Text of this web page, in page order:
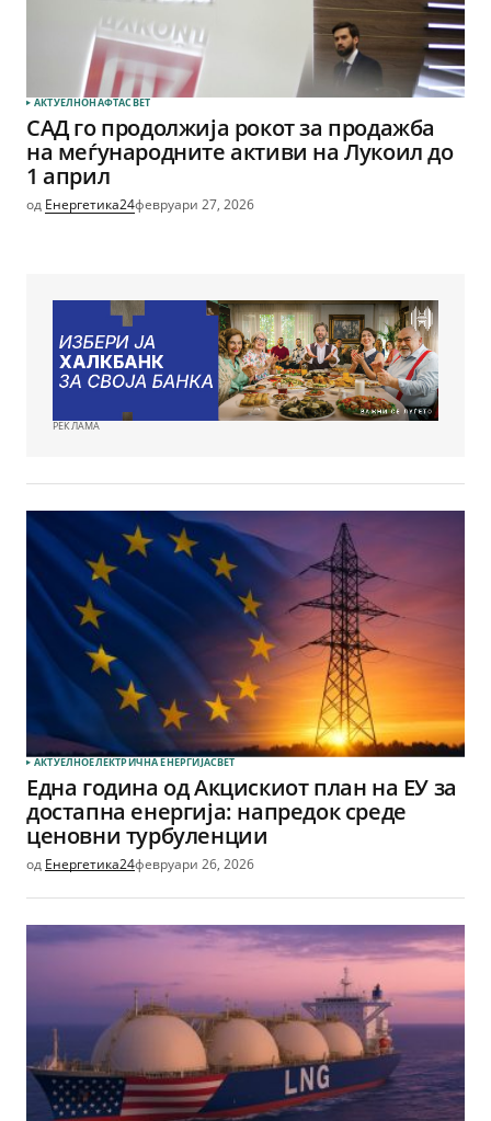
АКТУЕЛНОНАФТАСВЕТ
САД го продолжија рокот за продажба
на меѓународните активи на Лукoил до
1 април
од Енергетика24февруари 27, 2026
РЕКЛАМА
АКТУЕЛНОЕЛЕКТРИЧНА ЕНЕРГИЈАСВЕТ
Една година од Акцискиот план на ЕУ за
достапна енергија: напредок среде
ценовни турбуленции
од Енергетика24февруари 26, 2026